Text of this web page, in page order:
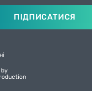
х Ш) 92-
сталь
ПІДПИСАТИСЯ
by